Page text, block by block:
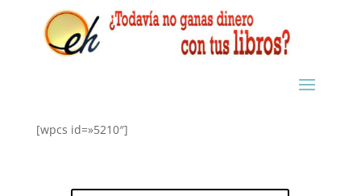
[wpcs id=»5210″]